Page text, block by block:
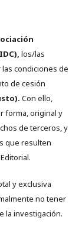
los/las
condiciones de
de cesión
Con ello,
forma, original y
de terceros, y
que resulten
y exclusiva
no tener
la investigación.